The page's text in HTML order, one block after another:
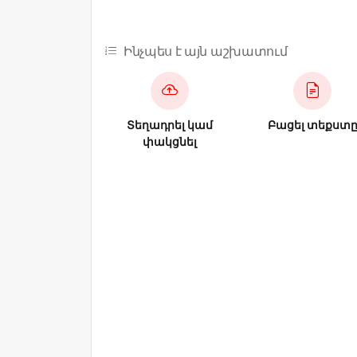
Ինչպես է այն աշխատում
Տեղադրել կամ
փակցնել
Բացել տեքստը